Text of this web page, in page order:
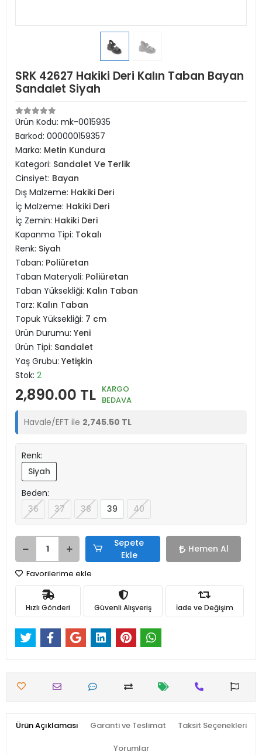
SRK 42627 Hakiki Deri Kalın Taban Bayan
Sandalet Siyah
Ürün Kodu: mk-0015935
Barkod: 000000159357
Marka: Metin Kundura
Kategori: Sandalet Ve Terlik
Cinsiyet: Bayan
Dış Malzeme: Hakiki Deri
İç Malzeme: Hakiki Deri
İç Zemin: Hakiki Deri
Kapanma Tipi: Tokalı
Renk: Siyah
Taban: Poliüretan
Taban Materyali: Poliüretan
Taban Yüksekliği: Kalın Taban
Tarz: Kalın Taban
Topuk Yüksekliği: 7 cm
Ürün Durumu: Yeni
Ürün Tipi: Sandalet
Yaş Grubu: Yetişkin
Stok: 2
2,890.00 TL KARGO
BEDAVA
Havale/EFT ile 2,745.50 TL
Renk:
Siyah
Beden:
36
37 38 39 40
Sepete
Ekle
Hemen Al
Favorilerime ekle
Hızlı Gönderi Güvenli Alışveriş İade ve Değişim
Ürün Açıklaması Garanti ve Teslimat Taksit Seçenekleri
Yorumlar